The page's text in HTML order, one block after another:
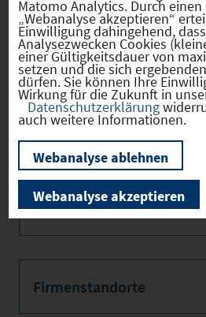
Hebesätze
Gewerbest
euerhebes
atz
2024 380
Hebesatz
der
Grundsteu
er B
2024
Firmenstandorte
Matomo Analytics. Durch
„Webanalyse akzeptieren“
Einwilligung dahingehend,
Analysezwecken Cookies
einer Gültigkeitsdauer von
setzen und die sich
dürfen. Sie können Ihre
Wirkung für die Zukunft in
Datenschutzerklärung
auch weitere Informationen.
Webanalyse ablehnen
Webanalyse akzeptieren